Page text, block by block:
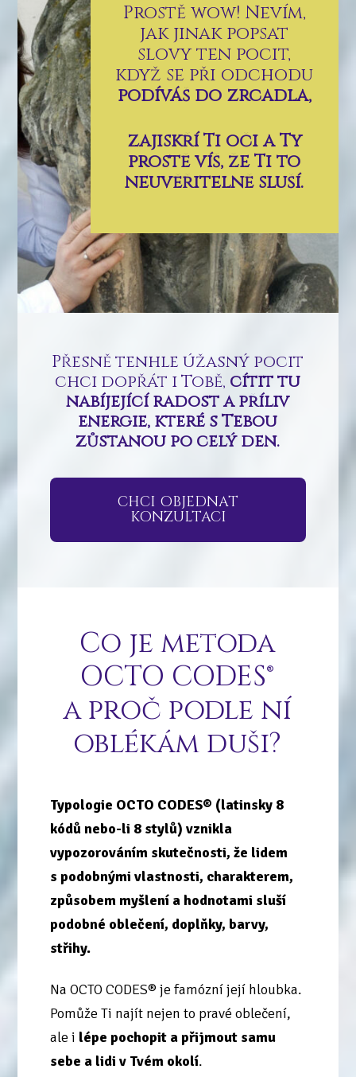
Prostě wow! Nevím,
jak jinak popsat
slovy ten pocit,
když se při odchodu
podíváš do zrcadla,
zajiskří Ti oči a Ty
prostě víš, že Ti to
neuvěřitelně sluší.
Přesně tenhle úžasný pocit
chci dopřát i Tobě, cítit tu
nabíjející radost a příliv
energie,které s Tebou
zůstanou po celý den.
CHCI OBJEDNAT
KONZULTACI
Co je metoda
OCTO CODES®
a proč podle ní
oblékám duši?
Typologie OCTO CODES® (latinsky 8
kódů nebo-li 8 stylů) vznikla
vypozorováním skutečnosti, že lidem
s podobnými vlastnosti, charakterem,
způsobem myšlení a hodnotami sluší
podobné oblečení, doplňky, barvy,
střihy.
Na OCTO CODES® je famózní její hloubka.
Pomůže Ti najít nejen to pravé oblečení,
ale i lépe pochopit a přijmout samu
sebe a lidi v Tvém okolí.